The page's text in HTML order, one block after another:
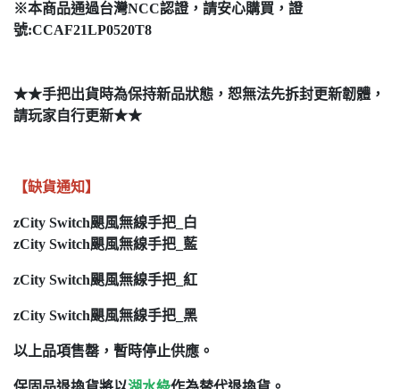
※本商品通過台灣NCC認證，請安心購買，證
號:CCAF21LP0520T8
★★手把出貨時為保持新品狀態，恕無法先拆封更新韌體，
請玩家自行更新★★
【缺貨通知】
zCity Switch颶風無線手把_白
zCity Switch颶風無線手把_藍
zCity Switch颶風無線手把_紅
zCity Switch颶風無線手把_黑
以上品項售罄，暫時停止供應。